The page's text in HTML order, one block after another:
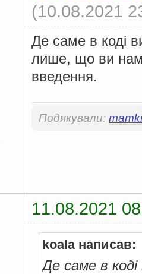
(10.08.2021
Де саме в коді
лише, що ви
введення.
Подякували:
11.08.2021
koala написав:
Де саме в